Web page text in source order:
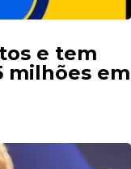
e tem
milhões em